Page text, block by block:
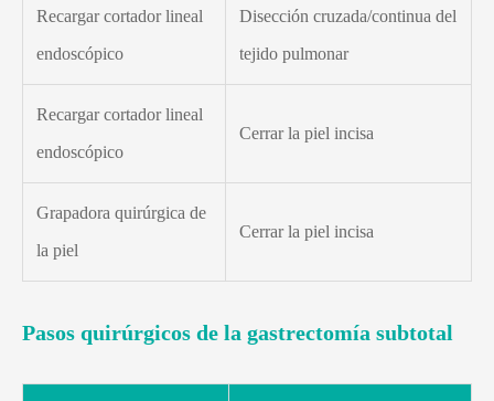
Recargar cortador lineal
endoscópico
Disección cruzada/continua del
tejido pulmonar
Recargar cortador lineal
endoscópico
Cerrar la piel incisa
Grapadora quirúrgica de
la piel
Cerrar la piel incisa
Pasos quirúrgicos de la gastrectomía subtotal